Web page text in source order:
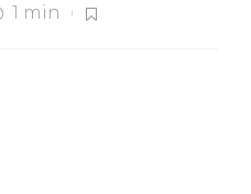
1 min